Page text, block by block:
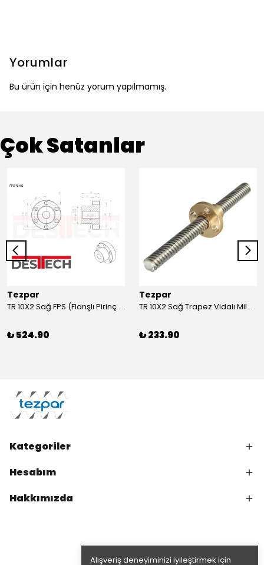
Alışveriş deneyiminizi iyileştirmek için
Yorumlar
Bu ürün için henüz yorum yapılmamış.
Çok Satanlar
Tezpar
TR 10X2 Sağ FPS (Flanşlı Pirinç Somun)
₺ 524.90
Tezpar
TR 10X2 Sağ Trapez Vidalı Mil (1 Metre C45)
₺ 233.90
Kategoriler
Hesabım
Hakkımızda